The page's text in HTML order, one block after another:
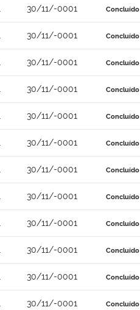
30/11/-0001 Concluído
30/11/-0001 Concluído
30/11/-0001 Concluído
30/11/-0001 Concluído
30/11/-0001 Concluído
30/11/-0001 Concluído
30/11/-0001 Concluído
30/11/-0001 Concluído
30/11/-0001 Concluído
30/11/-0001 Concluído
30/11/-0001 Concluído
30/11/-0001 Concluído